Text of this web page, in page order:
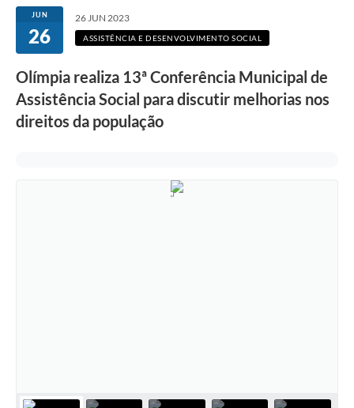
JUN
26
26 JUN 2023
ASSISTÊNCIA E DESENVOLVIMENTO SOCIAL
Olímpia realiza 13ª Conferência Municipal de
Assistência Social para discutir melhorias nos
direitos da população